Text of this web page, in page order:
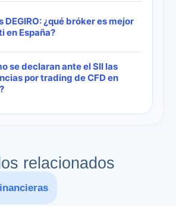
DEGIRO: ¿qué bróker es mejor
en España?
se declaran ante el SII las
por trading de CFD en
relacionados